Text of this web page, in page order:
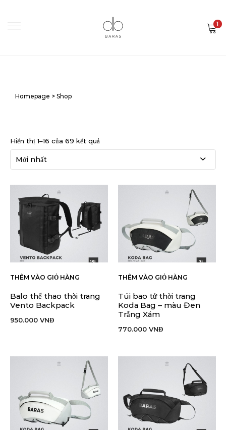
1
Homepage > Shop
Hiển thị 1–16 của 69 kết quả
THÊM VÀO GIỎ HÀNG
Balo thể thao thời trang
Vento Backpack
950.000 VNĐ
THÊM VÀO GIỎ HÀNG
Túi bao tử thời trang
Koda Bag – màu Đen
Trắng Xám
770.000 VNĐ